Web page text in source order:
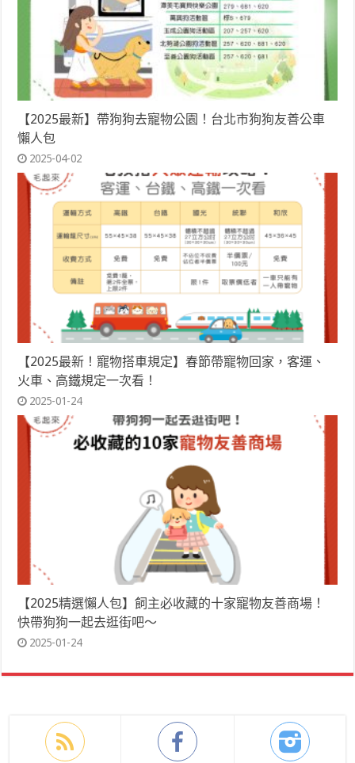
【2025最新】帶狗狗去寵物公園！台北市狗狗友善公車
懶人包
2025-04-02
【2025最新！寵物搭車規定】春節帶寵物回家，客運、
火車、高鐵規定一次看！
2025-01-24
【2025精選懶人包】飼主必收藏的十家寵物友善商場！
快帶狗狗一起去逛街吧～
2025-01-24